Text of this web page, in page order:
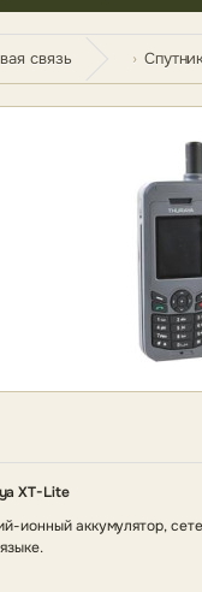
связь
XT-Lite
ионный аккумулятор,